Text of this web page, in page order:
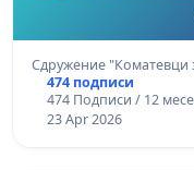
Сдружение "Коматевци
474 подписи
474 Подписи / 12
23 Apr 2026